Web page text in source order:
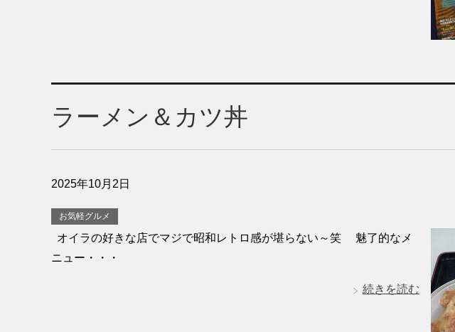
ラーメン＆カツ丼
2025年10月2日
お気軽グルメ
オイラの好きな店でマジで昭和レトロ感が堪らない～笑 魅了的なメ
ニュー・・・
続きを読む